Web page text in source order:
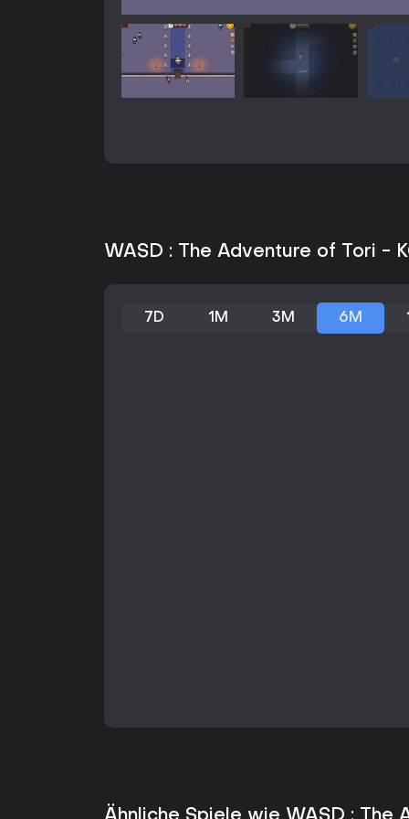
WASD : The Adventure of Tori -
7D 1M 3M 6M